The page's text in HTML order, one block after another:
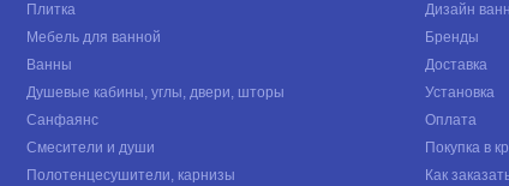
Плитка
Мебель для ванной
Ванны
Душевые кабины, углы, двери, шторы
Санфаянс
Смесители и души
Полотенцесушители, карнизы
Дизайн
Бренды
Доставка
Установка
Оплата
Покупка в
Как